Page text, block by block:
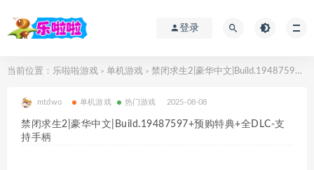
登录
当前位置： 乐啦啦游戏 > 单机游戏 > 禁闭求生2|豪华中文|Build.19487597+预购特典+全DLC-支持手柄
mtdwo 单机游戏 热门游戏 2025-08-08
禁闭求生2|豪华中文|Build.19487597+预购特典+全DLC-支
持手柄